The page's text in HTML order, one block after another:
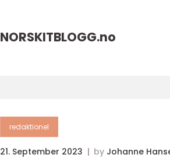
NORSKITBLOGG.no
redaktionel
21. September 2023 by Johanne